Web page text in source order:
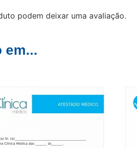
podem deixar uma avaliação.
em...